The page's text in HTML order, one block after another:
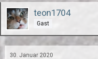
teon1704
Gast
30. Januar 2020